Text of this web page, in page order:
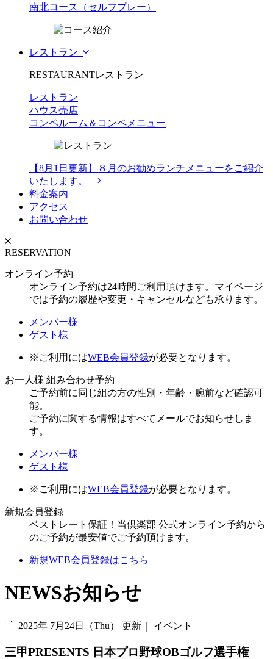
南北コース（セルフプレー）
レストラン
RESTAURANTレストラン
レストラン
ハウス売店
コンペルーム＆コンペメニュー
【8月1日更新】８月のお勧めランチメニューをご紹介
いたします。
料金案内
アクセス
お問い合わせ
RESERVATION
オンライン予約
オンライン予約は24時間ご利用頂けます。マイページ
では予約の履歴や変更・キャンセルなども承ります。
メンバー様
ゲスト様
※ご利用にはWEB会員登録が必要となります。
お一人様 組み合わせ予約
ご予約前に同じ組の方の性別・年齢・腕前など確認可
能。
ご予約に関する情報はすべてメールでお知らせしま
す。
メンバー様
ゲスト様
※ご利用にはWEB会員登録が必要となります。
新規会員登録
ベストレート保証！当倶楽部 公式オンライン予約から
のご予約が最安値でご予約頂けます。
新規WEB会員登録はこちら
NEWSお知らせ
2025年 7月24日（Thu） 更新｜ イベント
三甲PRESENTS 日本プロ野球OBゴルフ選手権